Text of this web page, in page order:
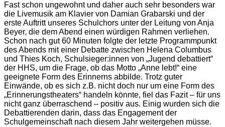
Fast schon ungewohnt und daher auch sehr besonders war
die Livemusik am Klavier von Damian Grabarski und der
erste Auftritt unseres Schulchors unter der Leitung von Anja
Beyer, die dem Abend einen würdigen Rahmen verliehen.
Schon nach gut 60 Minuten folgte der letzte Programmpunkt
des Abends mit einer Debatte zwischen Helena Columbus
und Thies Koch, Schulsieger:innen von „Jugend debattiert“
der HHS, um die Frage, ob das Motto „Anne lebt!“ eine
geeignete Form des Erinnerns abbilde. Trotz guter
Einwände, ob es sich z.B. nicht doch nur um eine Form des
„Erinnerungstheaters“ handeln könnte, fiel das Fazit – für uns
nicht ganz überraschend – positiv aus. Einig wurden sich die
Debattierenden darin, dass das Engagement der
Schulgemeinschaft nach diesem Jahr weitergehen müsse.